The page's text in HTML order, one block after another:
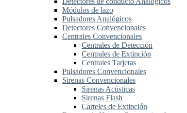
Módulos de lazo
Pulsadores Analógicos
Detectores Convencionales
Centrales Convencionales
Centrales de Detección
Centrales de Extinción
Centrales Tarjetas
Pulsadores Convencionales
Sirenas Convencionales
Sirenas Acústicas
Sirenas Flash
Carteles de Extinción